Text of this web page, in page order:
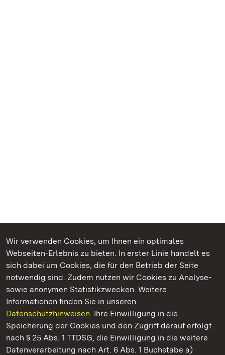
Wir verwenden Cookies, um Ihnen ein optimales
Webseiten-Erlebnis zu bieten. In erster Linie handelt es
sich dabei um Cookies, die für den Betrieb der Seite
notwendig sind. Zudem nutzen wir Cookies zu Analyse-
sowie anonymen Statistikzwecken. Weitere
Informationen finden Sie in unseren
Datenschutzhinweisen. Ihre Einwilligung in die
Speicherung der Cookies und den Zugriff darauf erfolgt
nach § 25 Abs. 1 TTDSG, die Einwilligung in die weitere
Datenverarbeitung nach Art. 6 Abs. 1 Buchstabe a)
Kommen. Staunen. Genießen.
Residenzschloss Ludwigsburg
Staatliche Schlösser und Gärten Baden-Württemberg